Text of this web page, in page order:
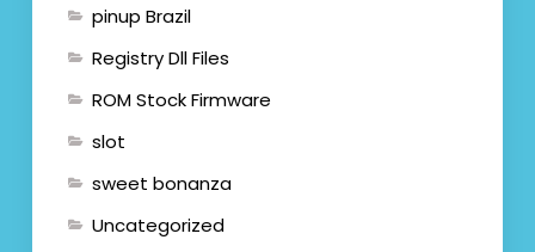
pinup Brazil
Registry Dll Files
ROM Stock Firmware
slot
sweet bonanza
Uncategorized